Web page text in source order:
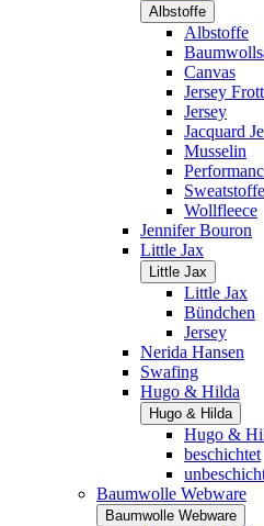
Albstoffe
Albstoffe
Canvas
Jersey
Jersey
Jacquard
Musselin
Sweatstoffe
Wollfleece
Jennifer Bouron
Little Jax
Little Jax
Little Jax
Bündchen
Jersey
Nerida Hansen
Swafing
Hugo & Hilda
Hugo & Hilda
Hugo &
beschichtet
Baumwolle Webware
Baumwolle Webware